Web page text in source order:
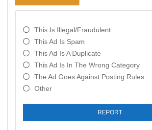
This Is Illegal/fraudulent
This Ad Is Spam
This Ad Is A Duplicate
This Ad Is In The Wrong Category
The Ad Goes Against Posting Rules
Other
REPORT